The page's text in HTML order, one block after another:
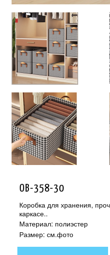
OB-358-30
Коробка для хранения,
каркасе..
Материал: полиэстер
Размер: см.фото